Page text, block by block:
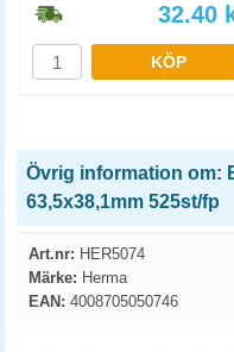
32.40
KÖP
Övrig information om:
63,5x38,1mm 525st/fp
Art.nr: HER5074
Märke: Herma
EAN: 4008705050746